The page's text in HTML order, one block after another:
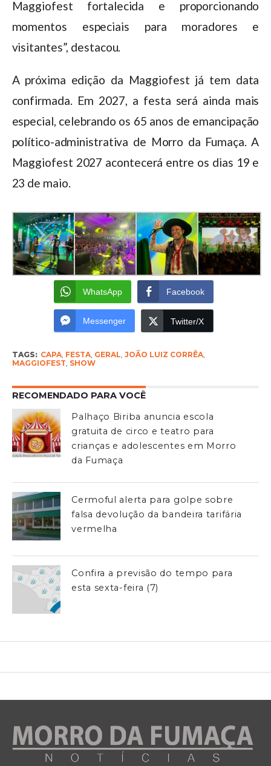
Maggiofest fortalecida e proporcionando
momentos especiais para moradores e
visitantes”, destacou.
A próxima edição da Maggiofest já tem data
confirmada. Em 2027, a festa será ainda mais
especial, celebrando os 65 anos de emancipação
político-administrativa de Morro da Fumaça. A
Maggiofest 2027 acontecerá entre os dias 19 e
23 de maio.
WhatsApp Facebook
Messenger Twitter/X
TAGS: CAPA, FESTA, GERAL, JOÃO LUIZ CORRÊA,
MAGGIOFEST, SHOW
RECOMENDADO PARA VOCÊ
Palhaço Biriba anuncia escola
gratuita de circo e teatro para
crianças e adolescentes em Morro
da Fumaça
Cermoful alerta para golpe sobre
falsa devolução da bandeira tarifária
vermelha
Confira a previsão do tempo para
esta sexta-feira (7)